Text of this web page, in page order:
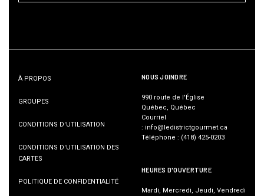
À PROPOS
GROUPES
CONDITIONS D'UTILISATION
CONDITIONS D'UTILISATION DES
CARTES
POLITIQUE DE CONFIDENTIALITÉ
NOUS JOINDRE
990 route de l'Église
Québec, Québec
Courriel
: info@ledistrictgourmet.ca
Téléphone : (418) 425-0203
HEURES D'OUVERTURE
Mardi, Mercredi, Jeudi, Vendredi